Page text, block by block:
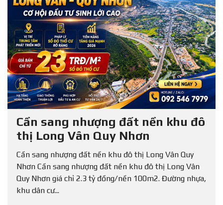
Cần sang nhượng đất nền khu đô
thị Long Vân Quy Nhơn
Cần sang nhượng đất nền khu đô thị Long Vân Quy
Nhơn Cần sang nhượng đất nền khu đô thị Long Vân
Quy Nhơn giá chỉ 2.3 tỷ đồng/nền 100m2. Đường nhựa,
khu dân cư...